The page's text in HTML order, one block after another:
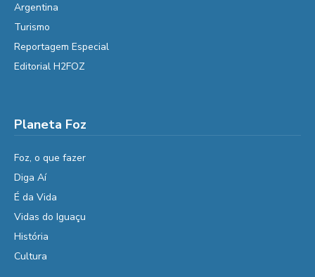
Argentina
Turismo
Reportagem Especial
Editorial H2FOZ
Planeta Foz
Foz, o que fazer
Diga Aí
É da Vida
Vidas do Iguaçu
História
Cultura